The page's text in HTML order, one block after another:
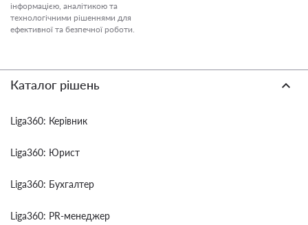
інформацією, аналітикою та
технологічними рішеннями для
ефективної та безпечної роботи.
Каталог рішень
Liga360: Керівник
Liga360: Юрист
Liga360: Бухгалтер
Liga360: PR-менеджер